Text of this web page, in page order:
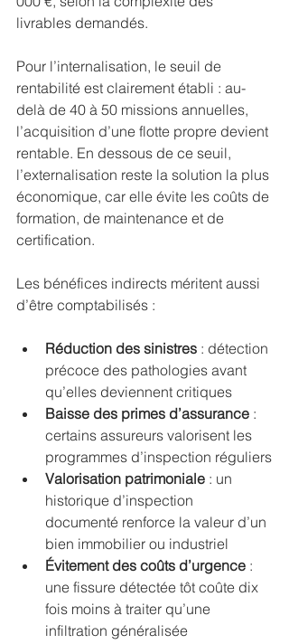
livrables demandés.
Pour l’internalisation, le seuil de
rentabilité est clairement établi : au-
delà de 40 à 50 missions annuelles,
l’acquisition d’une flotte propre devient
rentable. En dessous de ce seuil,
l’externalisation reste la solution la plus
économique, car elle évite les coûts de
formation, de maintenance et de
certification.
Les bénéfices indirects méritent aussi
d’être comptabilisés :
Réduction des sinistres : détection
précoce des pathologies avant
qu’elles deviennent critiques
Baisse des primes d’assurance :
certains assureurs valorisent les
programmes d’inspection réguliers
Valorisation patrimoniale : un
historique d’inspection
documenté renforce la valeur d’un
bien immobilier ou industriel
Évitement des coûts d’urgence :
une fissure détectée tôt coûte dix
fois moins à traiter qu’une
infiltration généralisée